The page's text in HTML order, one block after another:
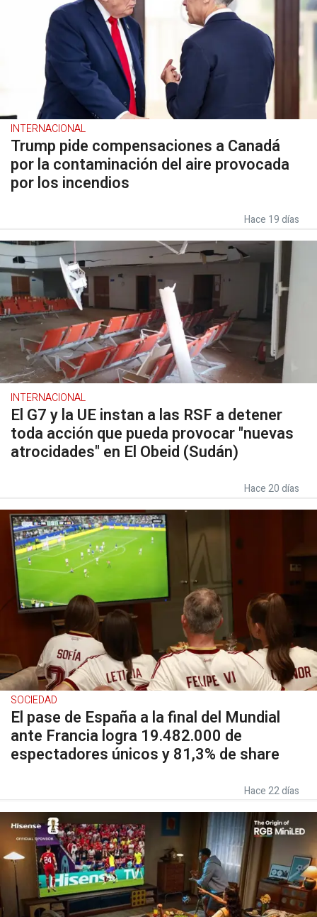
INTERNACIONAL
Trump pide compensaciones a Canadá
por la contaminación del aire provocada
por los incendios
Hace 19 días
INTERNACIONAL
El G7 y la UE instan a las RSF a detener
toda acción que pueda provocar "nuevas
atrocidades" en El Obeid (Sudán)
Hace 20 días
SOCIEDAD
El pase de España a la final del Mundial
ante Francia logra 19.482.000 de
espectadores únicos y 81,3% de share
Hace 22 días